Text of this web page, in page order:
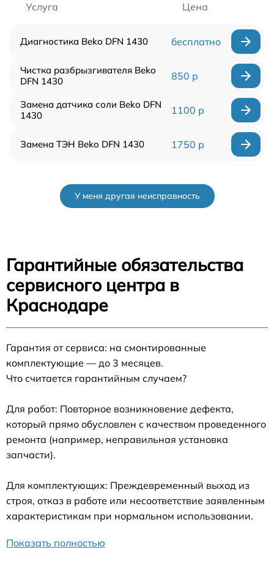
Услуга Цена
Диагностика Beko DFN 1430 бесплатно
Чистка разбрызгивателя Beko
DFN 1430
850 р
Замена датчика соли Beko DFN
1430
1100 р
Замена ТЭН Beko DFN 1430 1750 р
У меня другая неисправность
Гарантийные обязательства
сервисного центра в
Краснодаре
Гарантия от сервиса: на смонтированные
комплектующие — до 3 месяцев.
Что считается гарантийным случаем?
Для работ: Повторное возникновение дефекта,
который прямо обусловлен с качеством проведенного
ремонта (например, неправильная установка
запчасти).
Для комплектующих: Преждевременный выход из
строя, отказ в работе или несоответствие заявленным
характеристикам при нормальном использовании.
Показать полностью